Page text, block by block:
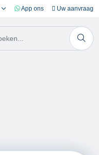
App ons Uw aanvraag